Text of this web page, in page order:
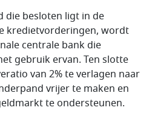
die besloten ligt in de
kredietvorderingen, wordt
centrale bank die
gebruik ervan. Ten slotte
van 2% te verlagen naar
vrijer te maken en
te ondersteunen.